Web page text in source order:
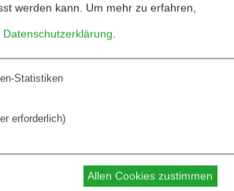
werden kann. Um mehr zu erfahren,
Datenschutzerklärung.
Statistiken
erforderlich)
Allen Cookies zustimmen